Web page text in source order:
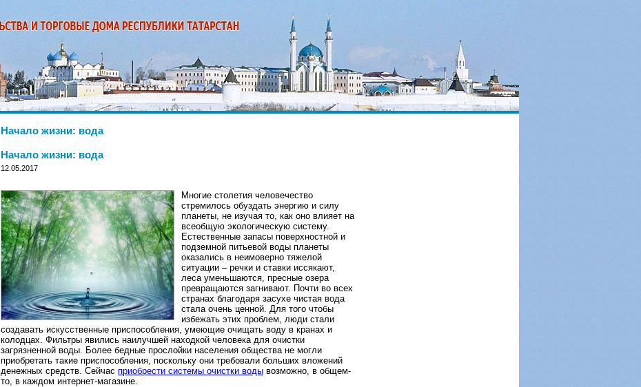
Начало жизни: вода
Начало жизни: вода
12.05.2017
Многие столетия человечество
стремилось обуздать энергию и силу
планеты, не изучая то, как оно влияет на
всеобщую экологическую систему.
Естественные запасы поверхностной и
подземной питьевой воды планеты
оказались в неимоверно тяжелой
ситуации – речки и ставки иссякают,
леса уменьшаются, пресные озера
превращаются загнивают. Почти во всех
странах благодаря засухе чистая вода
стала очень ценной. Для того чтобы
избежать этих проблем, люди стали
создавать искусственные приспособления, умеющие очищать воду в кранах и
колодцах. Фильтры явились наилучшей находкой человека для очистки
загрязненной воды. Более бедные прослойки населения общества не могли
приобретать такие приспособления, поскольку они требовали больших вложений
денежных средств. Сейчас приобрести системы очистки воды возможно, в общем-
то, в каждом интернет-магазине.